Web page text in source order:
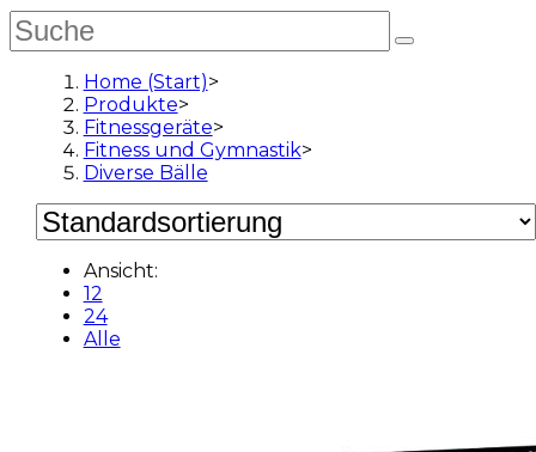
Home (Start)>
Produkte>
Fitnessgeräte>
Fitness und Gymnastik>
Diverse Bälle
Ansicht:
12
24
Alle